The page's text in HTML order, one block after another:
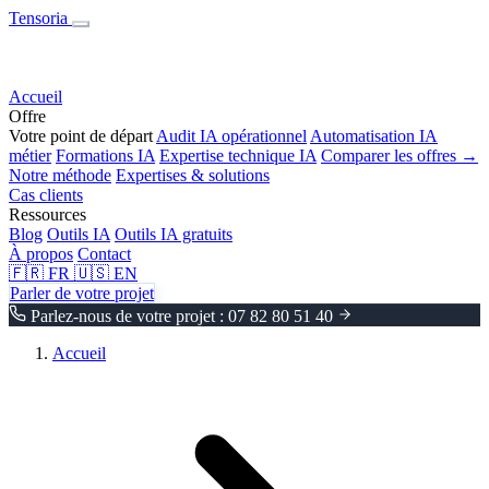
Tensoria
Accueil
Offre
Votre point de départ Audit IA opérationnel Automatisation IA
métier Formations IA Expertise technique IA Comparer les offres →
Notre méthode Expertises & solutions
Cas clients
Ressources
Blog Outils IA Outils IA gratuits
À propos Contact
🇫🇷 FR 🇺🇸 EN
Parler de votre projet
Parlez-nous de votre projet : 07 82 80 51 40
Accueil